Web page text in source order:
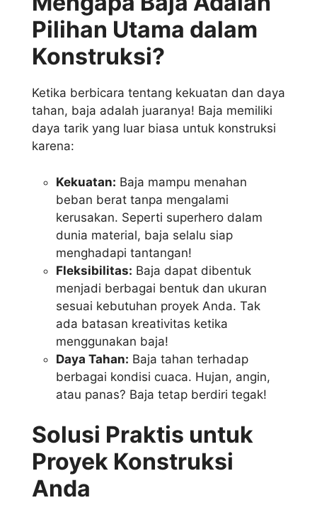
Pilihan Utama dalam
Konstruksi?
Ketika berbicara tentang kekuatan dan daya
tahan, baja adalah juaranya! Baja memiliki
daya tarik yang luar biasa untuk konstruksi
karena:
Kekuatan: Baja mampu menahan
beban berat tanpa mengalami
kerusakan. Seperti superhero dalam
dunia material, baja selalu siap
menghadapi tantangan!
Fleksibilitas: Baja dapat dibentuk
menjadi berbagai bentuk dan ukuran
sesuai kebutuhan proyek Anda. Tak
ada batasan kreativitas ketika
menggunakan baja!
Daya Tahan: Baja tahan terhadap
berbagai kondisi cuaca. Hujan, angin,
atau panas? Baja tetap berdiri tegak!
Solusi Praktis untuk
Proyek Konstruksi
Anda